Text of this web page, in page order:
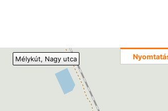
Mélykút, Nagy utca